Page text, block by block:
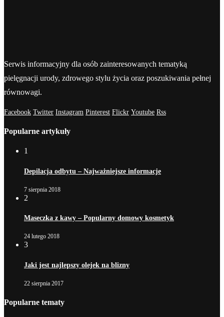
Serwis informacyjny dla osób zainteresowanych tematyką
pielęgnacji urody, zdrowego stylu życia oraz poszukiwania pełnej
równowagi.
Facebook Twitter Instagram Pinterest Flickr Youtube Rss
Popularne artykuły
1
Depilacja odbytu – Najważniejsze informacje
7 sierpnia 2018
2
Maseczka z kawy – Popularny domowy kosmetyk
24 lutego 2018
3
Jaki jest najlepszy olejek na blizny
22 sierpnia 2017
Popularne tematy